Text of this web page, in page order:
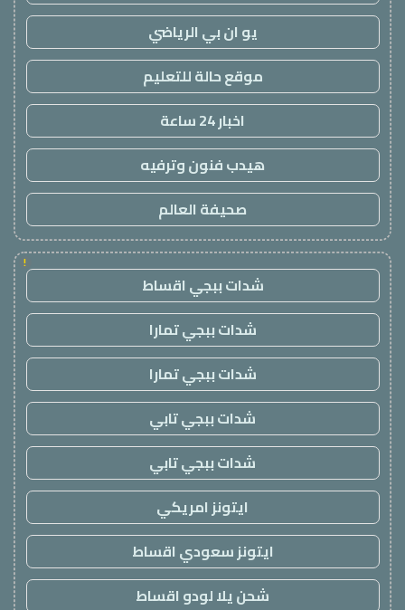
يو ان بي الرياضي
موقع حالة للتعليم
اخبار 24 ساعة
هيدب فنون وترفيه
صحيفة العالم
!
شدات ببجي اقساط
شدات ببجي تمارا
شدات ببجي تمارا
شدات ببجي تابي
شدات ببجي تابي
ايتونز امريكي
ايتونز سعودي اقساط
شحن يلا لودو اقساط